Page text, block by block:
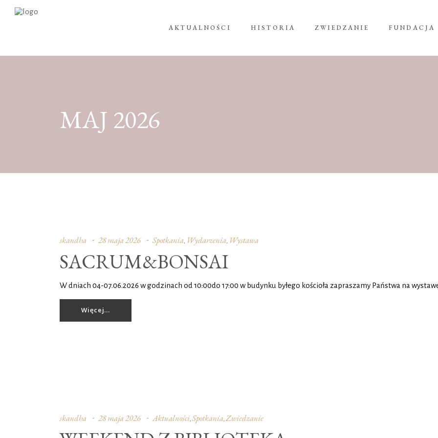
AKTUALNOŚCI HISTORIA ZWIEDZANIE FUNDACJA
MAJ 2026
skandha 28 maja 2026 Spotkania, Wydarzenia, Wystawa
SACRUM&BONSAI
W dniach 04-07.06.2026 w godzinach od 10:00do 17:00 w budynku byłego kościoła zapraszamy Państwa na
Więcej...
skandha 28 maja 2026 Aktualności, Spotkania, Zwiedzanie